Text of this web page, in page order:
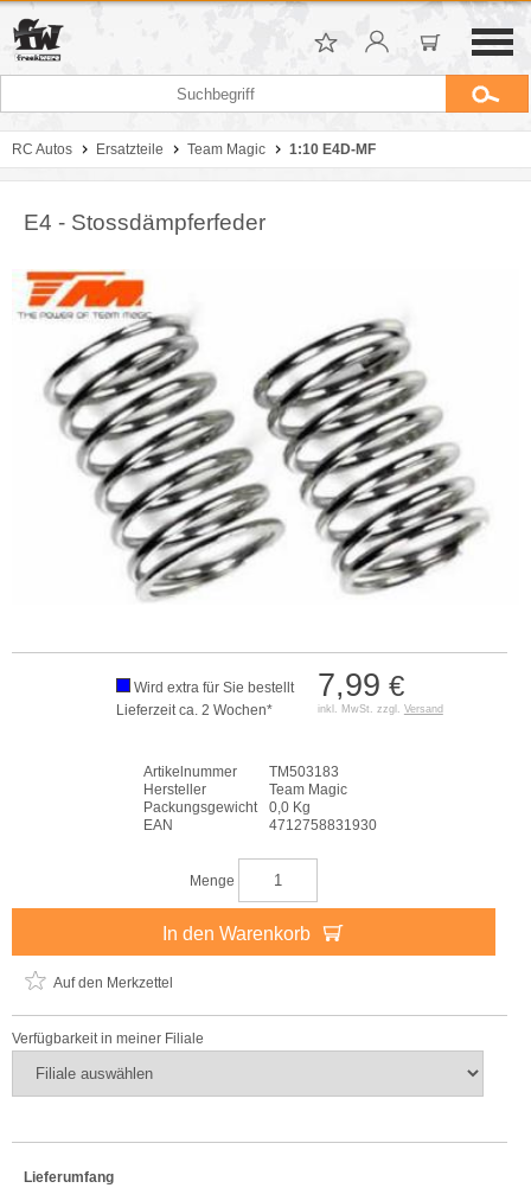
RC Autos Ersatzteile Team Magic 1:10 E4D-MF
E4 - Stossdämpferfeder
7,99 €
inkl. MwSt. zzgl. Versand
Wird extra für Sie bestellt
Lieferzeit ca. 2 Wochen*
Artikelnummer
TM503183
Hersteller
Team Magic
Packungsgewicht
0,0 Kg
EAN
4712758831930
Menge
In den Warenkorb
Auf den Merkzettel
Verfügbarkeit in meiner Filiale
Lieferumfang